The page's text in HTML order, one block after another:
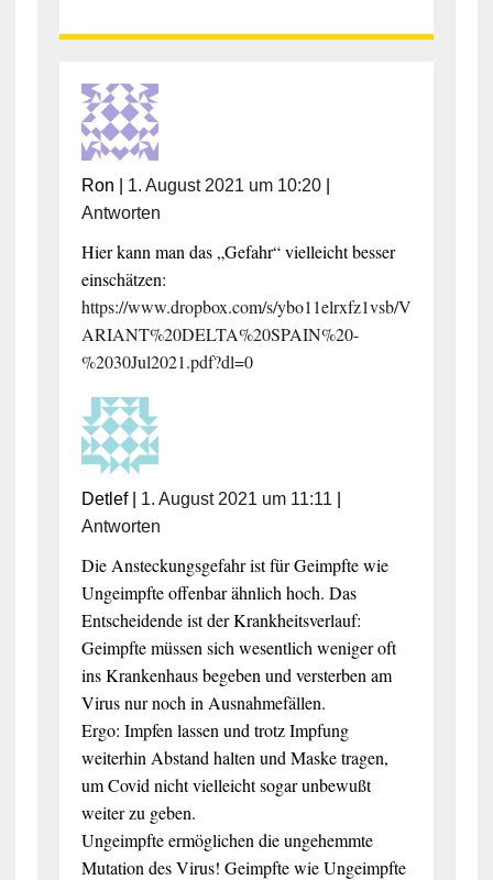
Ron 1. August 2021 um 10:20|
Antworten
Hier kann man das „Gefahr“ vielleicht besser
einschätzen:
https://www.dropbox.com/s/ybo11elrxfz1vsb/V
ARIANT%20DELTA%20SPAIN%20-
%2030Jul2021.pdf?dl=0
Detlef| 1. August 2021 um 11:11
Antworten
Die Ansteckungsgefahr ist für Geimpfte wie
Ungeimpfte offenbar ähnlich hoch. Das
Entscheidende ist der Krankheitsverlauf:
Geimpfte müssen sich wesentlich weniger oft
ins Krankenhaus begeben und versterben am
Virus nur noch in Ausnahmefällen.
Ergo: Impfen lassen und trotz Impfung
weiterhin Abstand halten und Maske tragen,
um Covid nicht vielleicht sogar unbewußt
weiter zu geben.
Ungeimpfte ermöglichen die ungehemmte
Mutation des Virus! Geimpfte wie Ungeimpfte